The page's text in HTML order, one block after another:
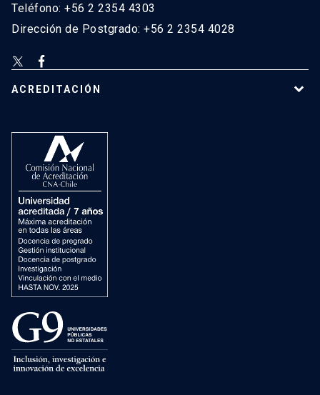
Teléfono: +56 2 2354 4303
Dirección de Postgrado: +56 2 2354 4028
ACREDITACIÓN